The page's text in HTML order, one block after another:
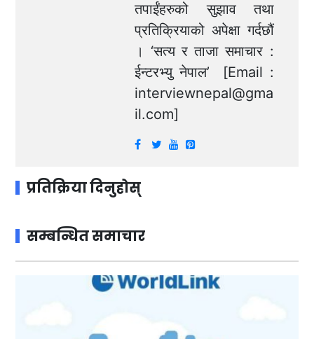
तपाईंहरुको सुझाव तथा
प्रतिक्रियाको अपेक्षा गर्दछौं
। ‘सत्य र ताजा समाचार :
ईन्टरभ्यु नेपाल’ [Email :
interviewnepal@gma
il.com]
प्रतिक्रिया दिनुहोस्
सम्बन्धित समाचार